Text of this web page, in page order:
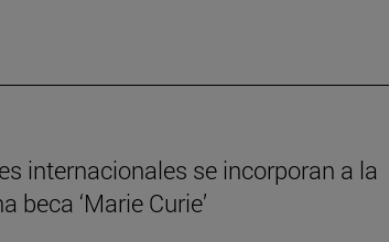
internacionales se incorporan a la
beca ‘Marie Curie’